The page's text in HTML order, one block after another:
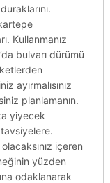
Kullanmanız
bulvarı dürümü
ayırmalısınız
planlamanın.
yiyecek
tavsiyelere.
içeren
yüzden
odaklanarak